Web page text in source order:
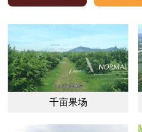
千亩果场